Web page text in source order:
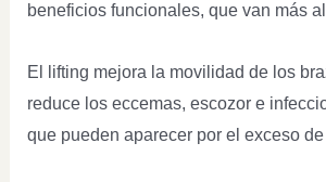
beneficios funcionales, que van más
El lifting mejora la movilidad de los
reduce los eccemas, escozor e
que pueden aparecer por el exceso